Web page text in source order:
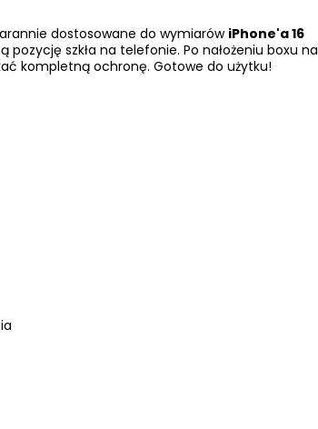
dostosowane do wymiarówiPhone'a 16
szkła na telefonie. Po nałożeniu boxu na
kompletną ochronę. Gotowe do użytku!